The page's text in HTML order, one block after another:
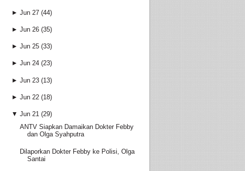
►Jun 27 (44)
►Jun 26 (35)
►Jun 25 (33)
►Jun 24 (23)
►Jun 23 (13)
►Jun 22 (18)
▼Jun 21 (29)
ANTV Siapkan Damaikan Dokter Febby
dan Olga Syahputra
Dilaporkan Dokter Febby ke Polisi, Olga
Santai